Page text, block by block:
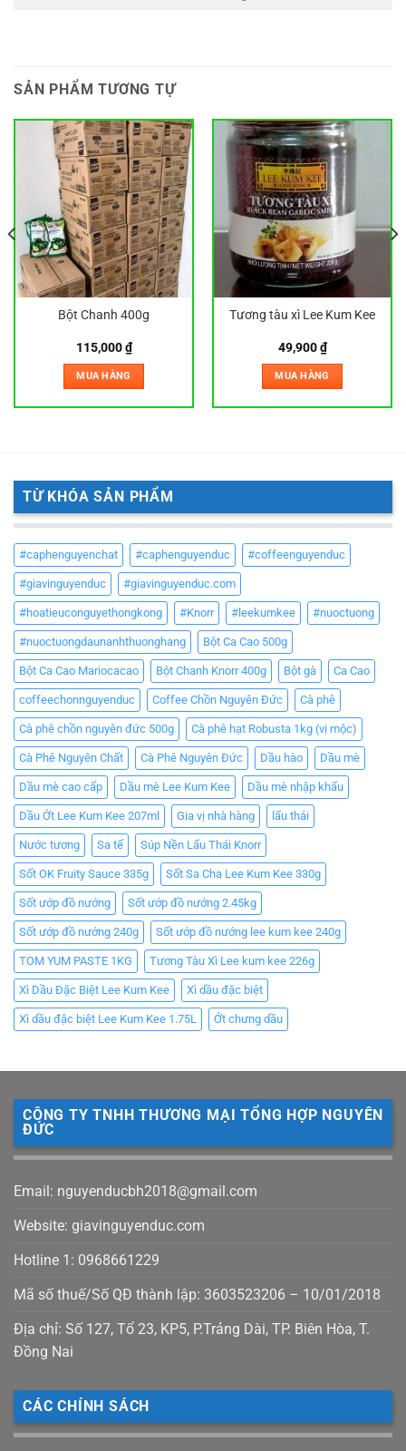
SẢN PHẨM TƯƠNG TỰ
Bột Chanh 400g
115,000₫
MUA HÀNG
Tương tàu xì Lee Kum Kee
49,900₫
MUA HÀNG
TỪ KHÓA SẢN PHẨM
#caphenguyenchat #caphenguyenduc #coffeenguyenduc
#giavinguyenduc #giavinguyenduc.com
#hoatieuconguyethongkong #Knorr #leekumkee #nuoctuong
#nuoctuongdaunanhthuonghang Bột Ca Cao 500g
Bột Ca Cao Mariocacao Bột Chanh Knorr 400g Bột gà Ca Cao
coffeechonnguyenduc Coffee Chồn Nguyên Đức Cà phê
Cà phê chồn nguyên đức 500g Cà phê hạt Robusta 1kg (vị mộc)
Cà Phê Nguyên Chất Cà Phê Nguyên Đức Dầu hào Dầu mè
Dầu mè cao cấp Dầu mè Lee Kum Kee Dầu mè nhập khẩu
Dầu Ớt Lee Kum Kee 207ml Gia vị nhà hàng lẩu thái
Nước tương Sa tế Súp Nền Lẩu Thái Knorr
Sốt OK Fruity Sauce 335g Sốt Sa Cha Lee Kum Kee 330g
Sốt ướp đồ nướng Sốt ướp đồ nướng 2.45kg
Sốt ướp đồ nướng 240g Sốt ướp đồ nướng lee kum kee 240g
TOM YUM PASTE 1KG Tương Tàu Xì Lee kum kee 226g
Xì Dầu Đặc Biệt Lee Kum Kee Xì dầu đặc biệt
Xì dầu đặc biệt Lee Kum Kee 1.75L Ớt chưng dầu
CÔNG TY TNHH THƯƠNG MẠI TỔNG HỢP NGUYÊN
ĐỨC
Email: nguyenducbh2018@gmail.com
Website: giavinguyenduc.com
Hotline 1: 0968661229
Mã số thuế/Số QĐ thành lập: 3603523206 – 10/01/2018
Địa chỉ: Số 127, Tổ 23, KP5, P.Trảng Dài, TP. Biên Hòa, T.
Đồng Nai
CÁC CHÍNH SÁCH